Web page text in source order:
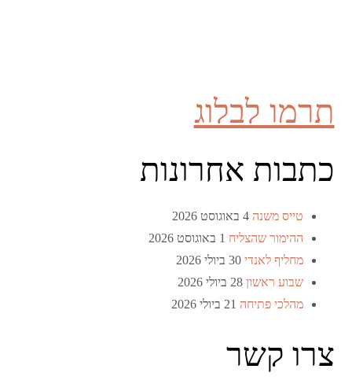
תרמו לבלוג
כתבות אחרונות
טייס משנה 4 באוגוסט 2026
ההימור שהצליח 1 באוגוסט 2026
מחליף לאנדי 30 ביולי 2026
שבוע ראשון 28 ביולי 2026
מהלכי פתיחה 21 ביולי 2026
צרו קשר